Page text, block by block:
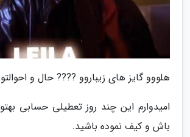
هلووو گایز های زیباروو ???? حال و
امیدوارم این چند روز تعطیلی حسابی
باش و کیف نموده باشید.